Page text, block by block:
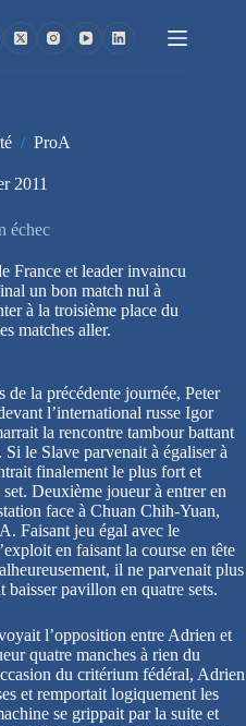
/ ProA
2011
échec
France et leader invaincu
un bon match nul à
à la troisième place du
matches aller.
la précédente journée, Peter
l’international russe Igor
la rencontre tambour battant
le Slave parvenait à égaliser à
finalement le plus fort et
Deuxième joueur à entrer en
face à Chuan Chih-Yuan,
Faisant jeu égal avec le
en faisant la course en tête
il ne parvenait plus
pavillon en quatre sets.
l’opposition entre Adrien et
quatre manches à rien du
du critérium fédéral, Adrien
et remportait logiquement les
se grippait par la suite et